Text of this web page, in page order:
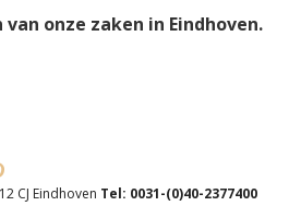
onze zaken in Eindhoven.
CJ Eindhoven Tel: 0031-(0)40-2377400